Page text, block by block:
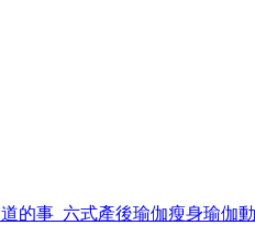
的事_六式產後瑜伽瘦身瑜伽